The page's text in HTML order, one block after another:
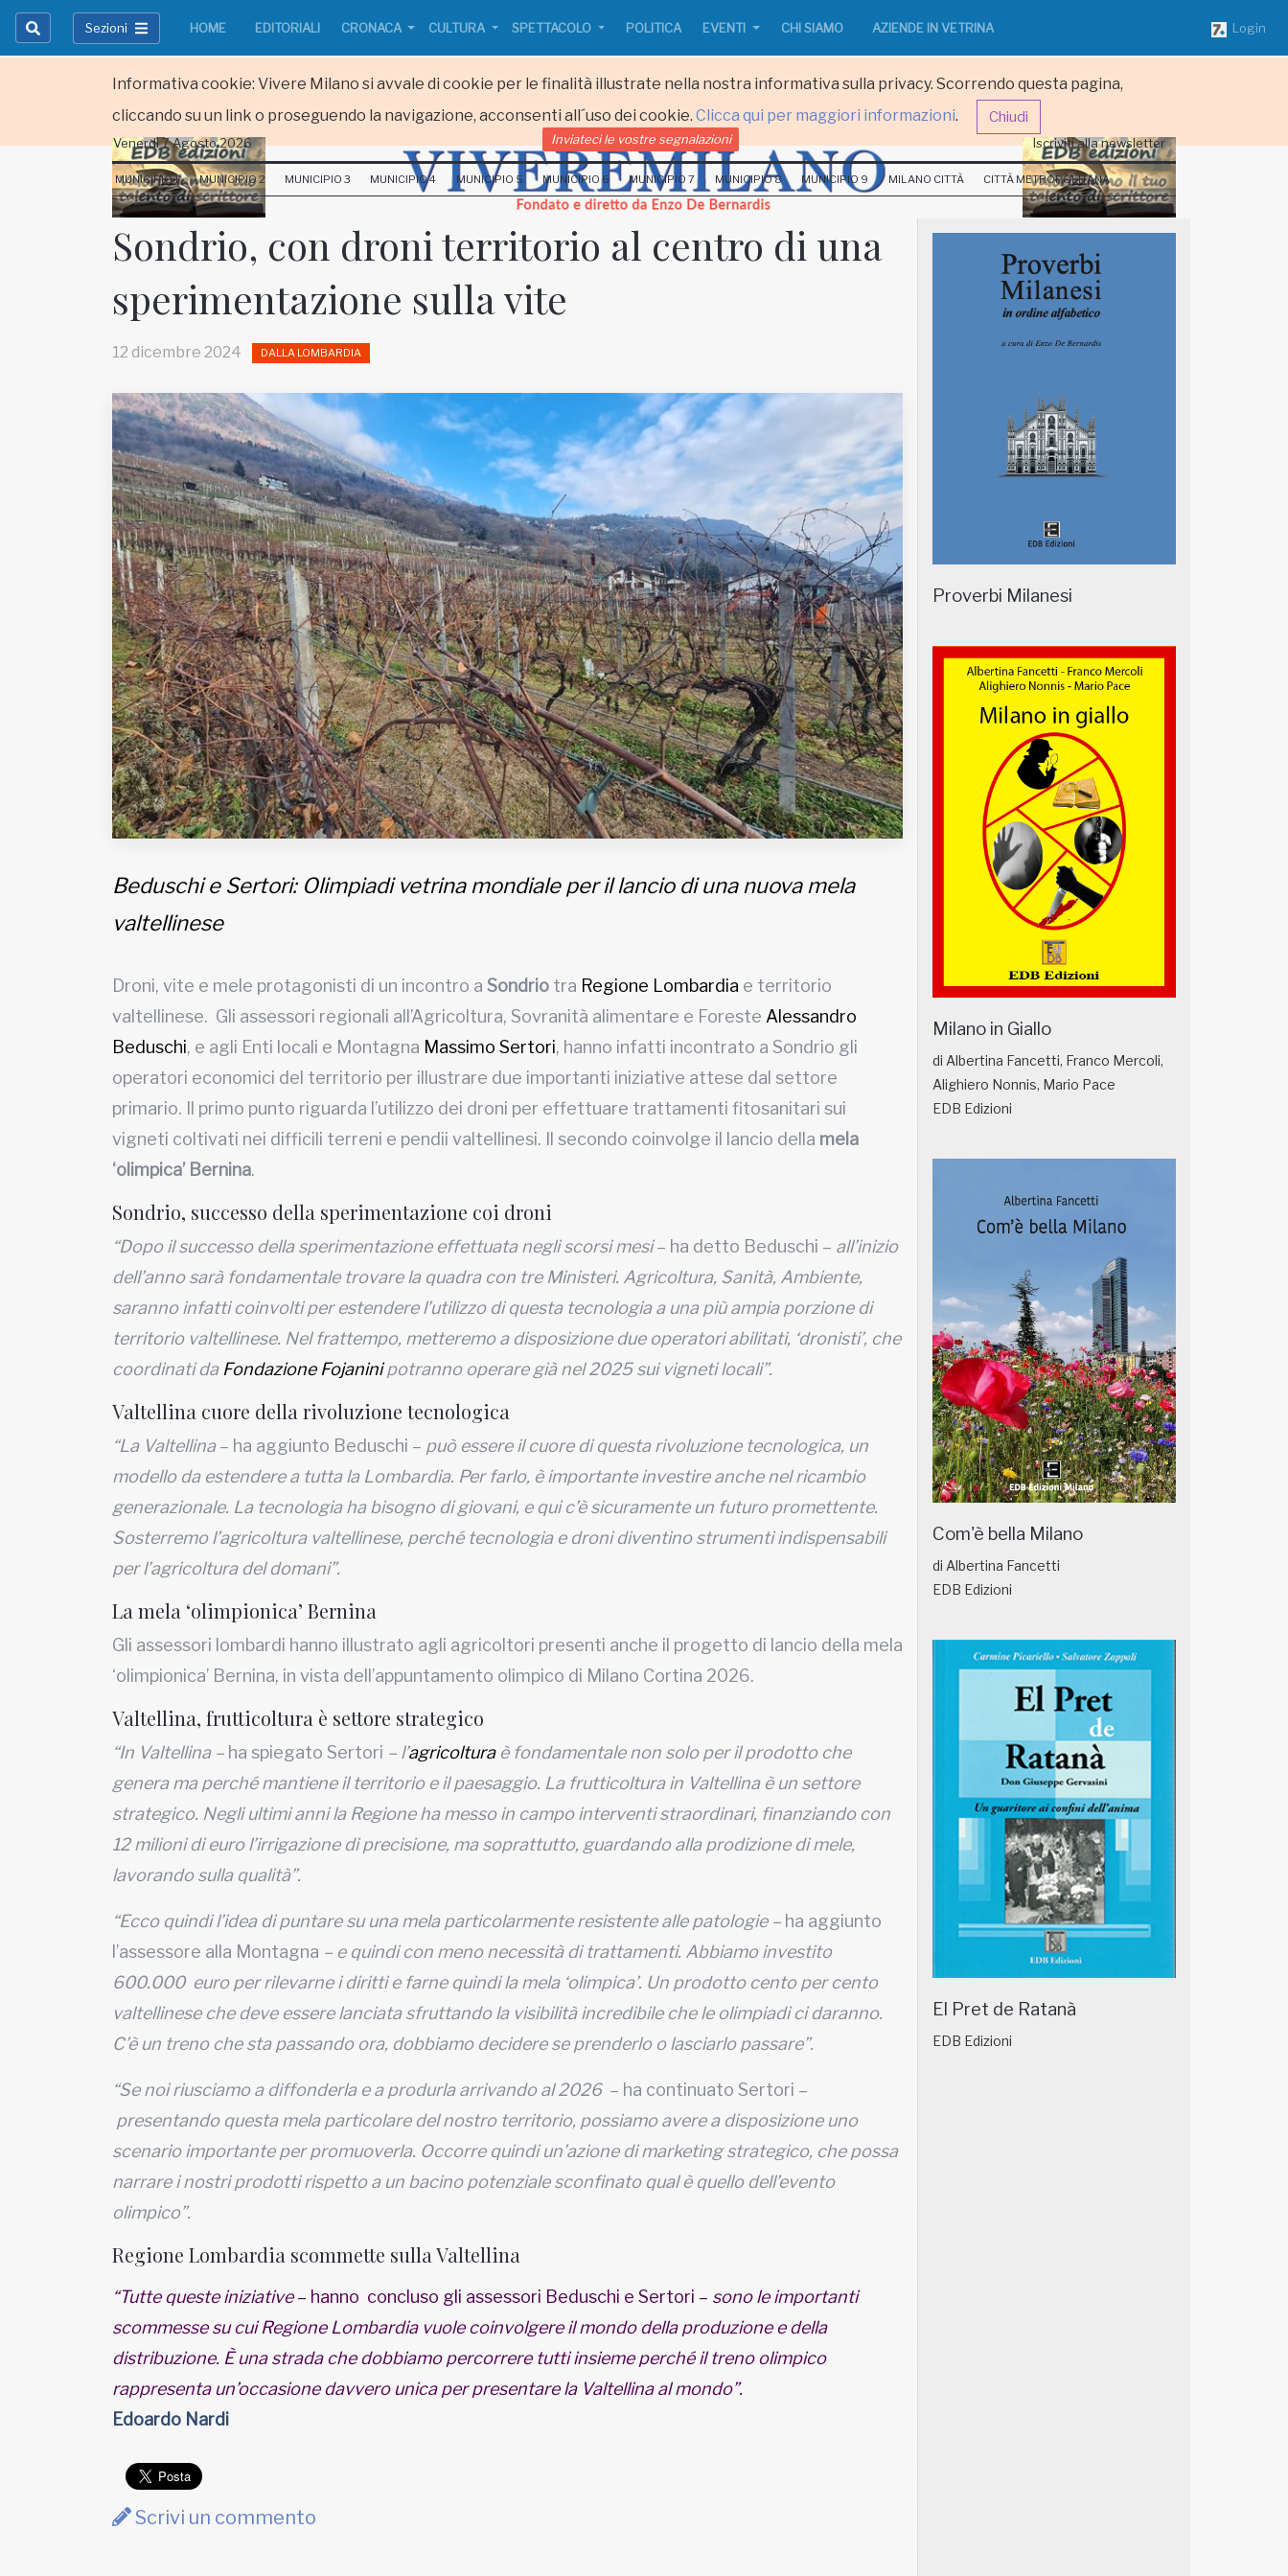
Informativa cookie: Vivere Milano si avvale di cookie per le finalità illustrate nella nostra informativa sulla privacy. Scorrendo questa pagina,
cliccando su un link o proseguendo la navigazione, acconsenti all´uso dei cookie. Clicca qui per maggiori informazioni. Chiudi
Sezioni HOME EDITORIALI CRONACA CULTURA SPETTACOLO POLITICA EVENTI CHI SIAMO AZIENDE IN VETRINA Login
Inviateci le vostre segnalazioni
Iscriviti alla newsletter
www.viveremilano.info
Fondato e diretto da Enzo De
EDB edizioni - Via Brivio angolo C.
Imbonati, 89 20159 Milano (Italia)
Informativa sulla privacy
Venerdi 7 Agosto 2026 Inviateci le vostre segnalazioni Iscriviti alla newsletter
MUNICIPIO 1 MUNICIPIO 2 MUNICIPIO 3 MUNICIPIO 4 MUNICIPIO 5 MUNICIPIO 6 MUNICIPIO 7 MUNICIPIO 8 MUNICIPIO 9 MILANO CITTÀ CITTÀ METROPOLITANA
Sondrio, con droni territorio al centro di una
sperimentazione sulla vite
12 dicembre 2024 DALLA LOMBARDIA
Beduschi e Sertori: Olimpiadi vetrina mondiale per il lancio di una nuova mela
valtellinese
Droni, vite e mele protagonisti di un incontro a Sondrio tra Regione Lombardia e territorio
valtellinese. Gli assessori regionali all’Agricoltura, Sovranità alimentare e Foreste Alessandro
Beduschi, e agli Enti locali e Montagna Massimo Sertori, hanno infatti incontrato a Sondrio gli
operatori economici del territorio per illustrare due importanti iniziative attese dal settore
primario. Il primo punto riguarda l’utilizzo dei droni per effettuare trattamenti fitosanitari sui
vigneti coltivati nei difficili terreni e pendii valtellinesi. Il secondo coinvolge il lancio della mela
‘olimpica’ Bernina.
Sondrio, successo della sperimentazione coi droni
“Dopo il successo della sperimentazione effettuata negli scorsi mesi– ha detto Beduschi – all’inizio
dell’anno sarà fondamentale trovare la quadra con tre Ministeri. Agricoltura, Sanità, Ambiente,
saranno infatti coinvolti per estendere l’utilizzo di questa tecnologia a una più ampia porzione di
territorio valtellinese. Nel frattempo, metteremo a disposizione due operatori abilitati, ‘dronisti’, che
coordinati da Fondazione Fojaninipotranno operare già nel 2025 sui vigneti locali”.
Valtellina cuore della rivoluzione tecnologica
“La Valtellina– ha aggiunto Beduschi – può essere il cuore di questa rivoluzione tecnologica, un
modello da estendere a tutta la Lombardia. Per farlo, è importante investire anche nel ricambio
generazionale. La tecnologia ha bisogno di giovani, e qui c’è sicuramente un futuro promettente.
Sosterremo l’agricoltura valtellinese, perché tecnologia e droni diventino strumenti indispensabili
per l’agricoltura del domani”.
La mela ‘olimpionica’ Bernina
Gli assessori lombardi hanno illustrato agli agricoltori presenti anche il progetto di lancio della mela
‘olimpionica’ Bernina, in vista dell’appuntamento olimpico di Milano Cortina 2026.
Valtellina, frutticoltura è settore strategico
“In Valtellina – ha spiegato Sertori – l’agricolturaè fondamentale non solo per il prodotto che
genera ma perché mantiene il territorio e il paesaggio. La frutticoltura in Valtellina è un settore
strategico. Negli ultimi anni la Regione ha messo in campo interventi straordinari, finanziando con
12 milioni di euro l’irrigazione di precisione, ma soprattutto, guardando alla prodizione di mele,
lavorando sulla qualità”.
“Ecco quindi l’idea di puntare su una mela particolarmente resistente alle patologie – ha aggiunto
l’assessore alla Montagna – e quindi con meno necessità di trattamenti. Abbiamo investito
600.000 euro per rilevarne i diritti e farne quindi la mela ‘olimpica’. Un prodotto cento per cento
valtellinese che deve essere lanciata sfruttando la visibilità incredibile che le olimpiadi ci daranno.
C’è un treno che sta passando ora, dobbiamo decidere se prenderlo o lasciarlo passare”.
“Se noi riusciamo a diffonderla e a produrla arrivando al 2026– ha continuato Sertori –
presentando questa mela particolare del nostro territorio, possiamo avere a disposizione uno
scenario importante per promuoverla. Occorre quindi un’azione di marketing strategico, che possa
narrare i nostri prodotti rispetto a un bacino potenziale sconfinato qual è quello dell’evento
olimpico”.
Regione Lombardia scommette sulla Valtellina
“Tutte queste iniziative– hanno concluso gli assessori Beduschi e Sertori – sono le importanti
scommesse su cui Regione Lombardia vuole coinvolgere il mondo della produzione e della
distribuzione. È una strada che dobbiamo percorrere tutti insieme perché il treno olimpico
rappresenta un’occasione davvero unica per presentare la Valtellina al mondo”.
Edoardo Nardi
Scrivi un commento
Proverbi Milanesi
Milano in Giallo
di Albertina Fancetti, Franco Mercoli,
Alighiero Nonnis, Mario Pace
EDB Edizioni
Com'è bella Milano
di Albertina Fancetti
EDB Edizioni
El Pret de Ratanà
EDB Edizioni